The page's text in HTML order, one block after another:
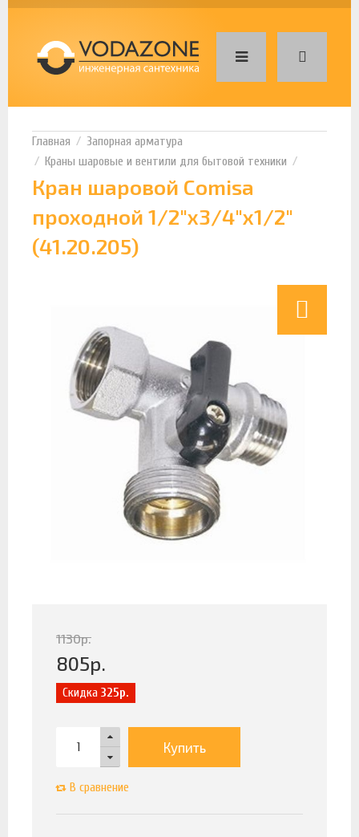
Запорная арматура
Краны шаровые и вентили для бытовой техники
Кран шаровой Comisa
проходной 1/2"x3/4"x1/2"
(41.20.205)
1130р.
805р.
Скидка 325р.
Купить
В сравнение